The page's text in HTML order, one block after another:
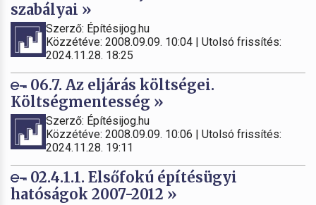
szabályai »
Szerző: Építésijog.hu
Közzétéve: 2008.09.09. 10:04 | Utolsó frissítés:
2024.11.28. 18:25
06.7. Az eljárás költségei.
Költségmentesség »
Szerző: Építésijog.hu
Közzétéve: 2008.09.09. 10:06 | Utolsó frissítés:
2024.11.28. 19:11
02.4.1.1. Elsőfokú építésügyi
hatóságok 2007-2012 »